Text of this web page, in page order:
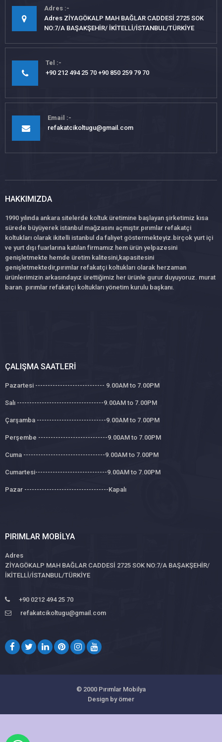
Adres
Adres ZİYAGÖKALP MAH BAĞLAR CADDESİ 2725 SOK
NO:7/A BAŞAKŞEHİR/ İKİTELLİ/İSTANBUL/TÜRKİYE
Tel
+90 212 494 25 70 +90 850 259 79 70
Email
refakatcikoltugu@gmail.com
HAKKIMIZDA
1990 yılında ankara sitelerde koltuk üretimine başlayan şirketimiz kısa
sürede büyüyerek istanbul mağzasını açmıştır.pırımlar refakatçi
koltukları olarak ikitelli istanbul da faliyet göstermekteyiz.birçok yurt içi
ve yurt dışı fuarlarına katılan firmamız hem ürün yelpazesini
genişletmekte hemde üretim kalitesini,kapasitesini
genişletmektedir,pırımlar refakatçi koltukları olarak herzaman
ürünlerimizin arkasındayız ürettiğimiz her ürünle gurur duyuyoruz. murat
baran. pırımlar refakatçi koltukları yönetim kurulu başkanı.
ÇALIŞMA SAATLERI
Pazartesi ---------------------------- 9.00AM to 7.00PM
Salı -----------------------------------9.00AM to 7.00PM
Çarşamba ----------------------------9.00AM to 7.00PM
Perşembe ----------------------------9.00AM to 7.00PM
Cuma ---------------------------------9.00AM to 7.00PM
Cumartesi-----------------------------9.00AM to 7.00PM
Pazar ----------------------------------Kapalı
PIRIMLAR MOBILYA
Adres
ZİYAGÖKALP MAH BAĞLAR CADDESİ 2725 SOK NO:7/A BAŞAKŞEHİR/
İKİTELLİ/İSTANBUL/TÜRKİYE
+90 0212 494 25 70
refakatcikoltugu@gmail.com
© 2000 Pırımlar Mobilya
Design by ömer